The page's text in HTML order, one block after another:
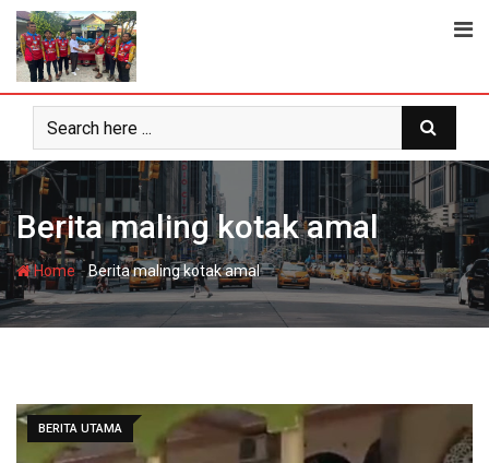
Skip
content
Berita maling kotak amal
Home-Berita maling kotak amal
BERITA UTAMA